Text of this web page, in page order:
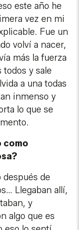
a una todas
inmenso y
lo que se
de
Llegaban allí,
y
algo que es
eso lo sentí.
Rocío no se
Por cierto,
la sorpresa
mariana no
de